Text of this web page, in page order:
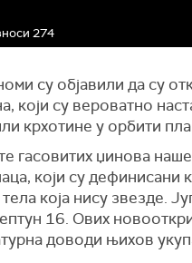
274
су објавили да су
који су вероватно
крхотине у орбити
гасовитих џинова
који су дефинисани
тела која нису звезде.
16. Ових
доводи њихов